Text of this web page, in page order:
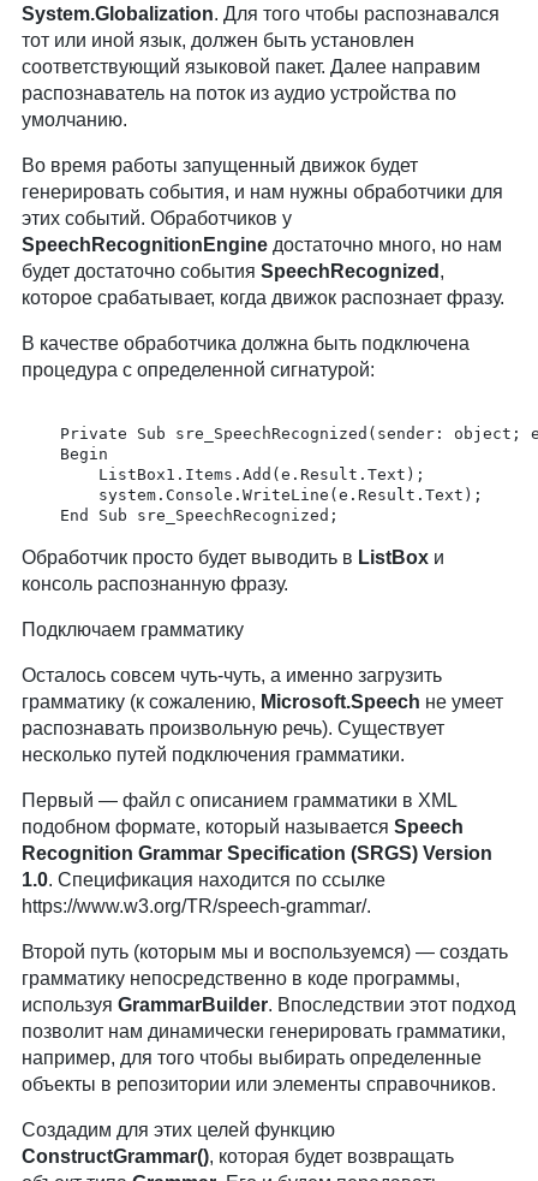
System.Globalization. Для того чтобы распознавался
тот или иной язык, должен быть установлен
соответствующий языковой пакет. Далее направим
распознаватель на поток из аудио устройства по
умолчанию.
Во время работы запущенный движок будет
генерировать события, и нам нужны обработчики для
этих событий. Обработчиков у
SpeechRecognitionEngineдостаточно много, но нам
будет достаточно события SpeechRecognized ,
которое срабатывает, когда движок распознает фразу.
В качестве обработчика должна быть подключена
процедура с определенной сигнатурой:
	End Sub sre_SpeechRecognized;
Обработчик просто будет выводить в ListBox и
консоль распознанную фразу.
Подключаем грамматику
Осталось совсем чуть-чуть, а именно загрузить
грамматику (к сожалению, Microsoft.Speech не умеет
распознавать произвольную речь). Существует
несколько путей подключения грамматики.
Первый — файл с описанием грамматики в XML
подобном формате, который называется Speech
Recognition Grammar Specification (SRGS) Version
1.0. Спецификация находится по ссылке
https://www.w3.org/TR/speech-grammar/.
Второй путь (которым мы и воспользуемся) — создать
грамматику непосредственно в коде программы,
используя GrammarBuilder. Впоследствии этот подход
позволит нам динамически генерировать грамматики,
например, для того чтобы выбирать определенные
объекты в репозитории или элементы справочников.
Создадим для этих целей функцию
ConstructGrammar(), которая будет возвращать